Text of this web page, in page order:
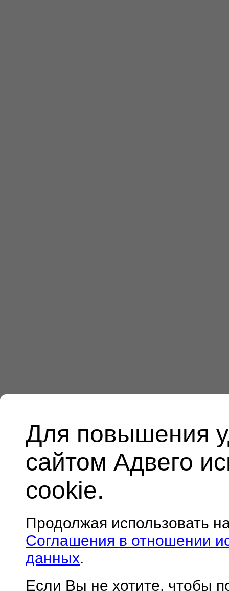
Для повышения
сайтом Адвего
cookie.
Продолжая использовать
Соглашения в отношении
данных.
Если Вы не хотите, чтобы